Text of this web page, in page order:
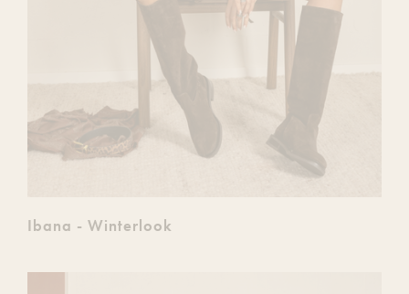
Ibana - Winterlook